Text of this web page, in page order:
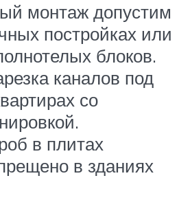
монтаж допустим
постройках или
блоков.
каналов под
со
в плитах
в зданиях